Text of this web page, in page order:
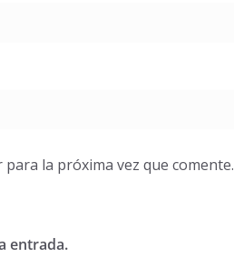
la próxima vez que comente.
entrada.